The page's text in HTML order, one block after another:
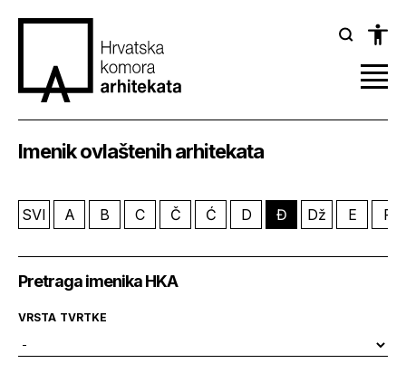
Imenik ovlaštenih arhitekata
SVI A B C Č Ć D Đ Dž E F
Pretraga imenika HKA
VRSTA TVRTKE